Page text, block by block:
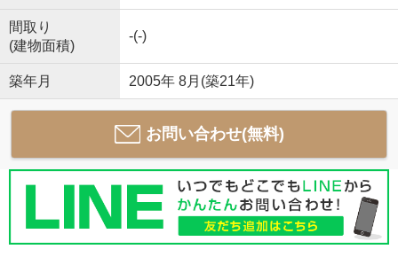
間取り
(建物面積)
-(-)
築年月 2005年 8月(築21年)
お問い合わせ(無料)